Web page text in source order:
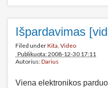
Išpardavimas
Filed underKita Video
Publikuota: 2008-12-30 17:11
Autorius:Darius
Viena elektronikos